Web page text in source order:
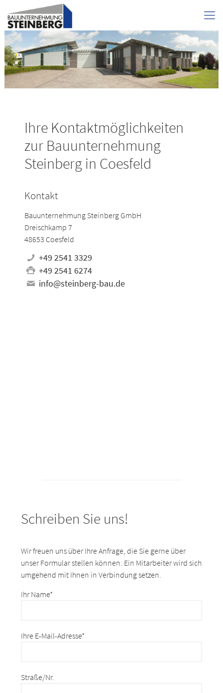
Ihre Kontaktmöglichkeiten
zur Bauunternehmung
Steinberg in Coesfeld
Kontakt
Bauunternehmung Steinberg GmbH
Dreischkamp 7
48653 Coesfeld
+49 2541 3329
+49 2541 6274
info@steinberg-bau.de
Schreiben Sie uns!
Wir freuen uns über Ihre Anfrage, die Sie gerne über
unser Formular stellen können. Ein Mitarbeiter wird sich
umgehend mit Ihnen in Verbindung setzen.
Ihr Name*
Ihre E-Mail-Adresse*
Straße/Nr.